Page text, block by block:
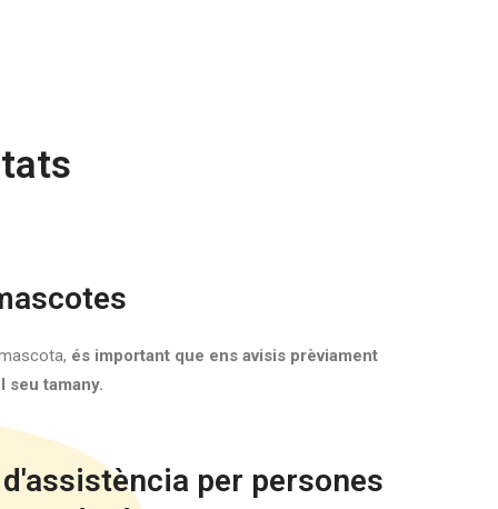
és important que ens avisis prèviament
seu tamany.
per persones